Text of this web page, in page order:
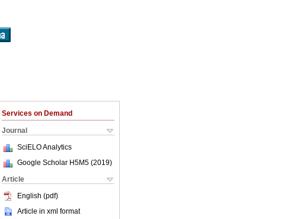
Services on Demand
Journal
SciELO Analytics
Google Scholar H5M5 (2019)
Article
English (pdf)
Article in xml format